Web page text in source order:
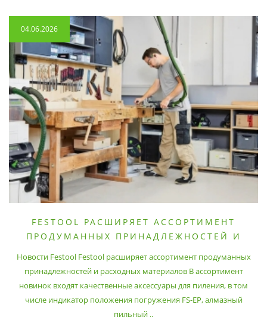
04.06.2026
FESTOOL РАСШИРЯЕТ АССОРТИМЕНТ
ПРОДУМАННЫХ ПРИНАДЛЕЖНОСТЕЙ И
Новости Festool Festool расширяет ассортимент продуманных
принадлежностей и расходных материалов В ассортимент
новинок входят качественные аксессуары для пиления, в том
числе индикатор положения погружения FS-EP, алмазный
пильный ..